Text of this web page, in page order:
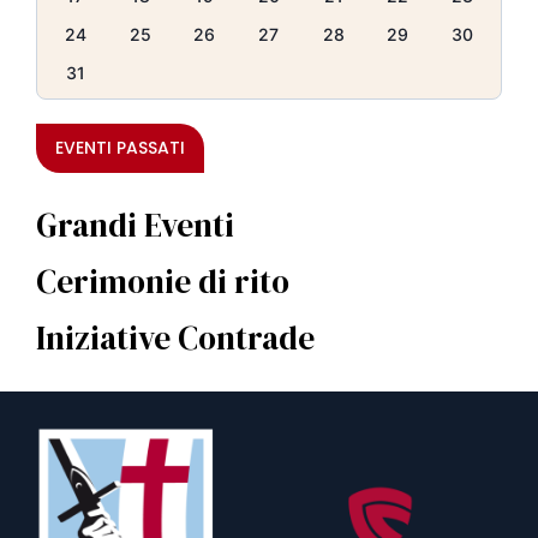
24
25 26 27 28 29
30
31
EVENTI PASSATI
Grandi Eventi
Cerimonie di rito
Iniziative Contrade